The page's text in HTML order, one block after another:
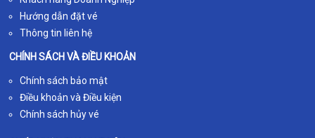
Hướng dẫn đặt vé
Thông tin liên hệ
CHÍNH SÁCH VÀ ĐIỀU KHOẢN
Chính sách bảo mật
Điều khoản và Điều kiện
Chính sách hủy vé